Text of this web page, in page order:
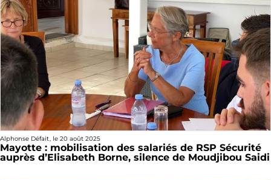
Alphonse Défait, le 20 août 2025
Mayotte : mobilisation des salariés de RSP Sécurité
auprès d’Elisabeth Borne, silence de Moudjibou Saidi